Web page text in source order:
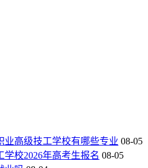
业高级技工学校有哪些专业 08-05
校2026年高考生报名 08-05